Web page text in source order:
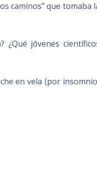
caminos” que tomaba
jóvenes
en vela (por